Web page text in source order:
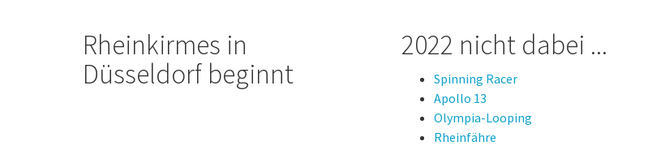
Rheinkirmes in
Düsseldorf beginnt
2022 nicht dabei ...
Spinning Racer
Apollo 13
Olympia-Looping
Rheinfähre